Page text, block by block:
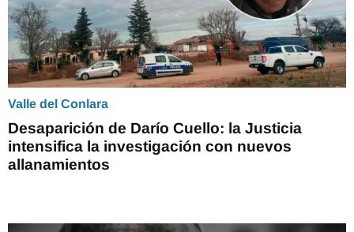
Valle del Conlara
Desaparición de Darío Cuello: la Justicia
intensifica la investigación con nuevos
allanamientos